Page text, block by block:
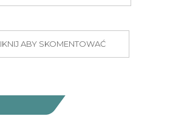
ABY SKOMENTOWAĆ